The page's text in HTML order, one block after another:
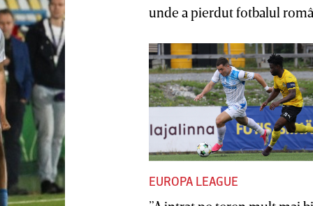
unde a pierdut fotbalul
EUROPA LEAGUE